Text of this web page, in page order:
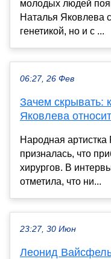
молодых людей
Наталья Яковлева
генетикой, но и с ...
06:27, 26 Фев
Зачем скрывать:
Яковлева
Народная
призналась, что
хирургов. В
отметила, что ни...
23:27, 30 Июн
Леонид